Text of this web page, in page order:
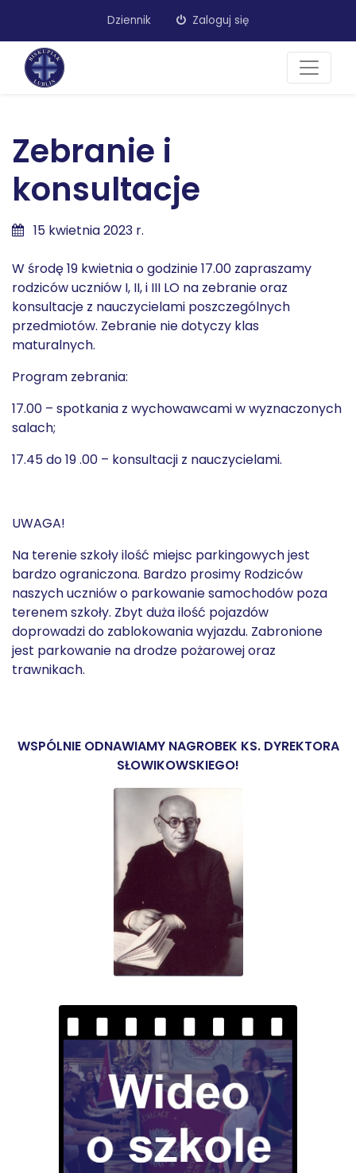
Dziennik Zaloguj się
Zebranie i
konsultacje
15 kwietnia 2023 r.
W środę 19 kwietnia o godzinie 17.00 zapraszamy
rodziców uczniów I, II, i III LO na zebranie oraz
konsultacje z nauczycielami poszczególnych
przedmiotów. Zebranie nie dotyczy klas
maturalnych.
Program zebrania:
17.00 – spotkania z wychowawcami w wyznaczonych
salach;
17.45 do 19 .00 – konsultacji z nauczycielami.
UWAGA!
Na terenie szkoły ilość miejsc parkingowych jest
bardzo ograniczona. Bardzo prosimy Rodziców
naszych uczniów o parkowanie samochodów poza
terenem szkoły. Zbyt duża ilość pojazdów
doprowadzi do zablokowania wyjazdu. Zabronione
jest parkowanie na drodze pożarowej oraz
trawnikach.
WSPÓLNIE ODNAWIAMY NAGROBEK KS. DYREKTORA
SŁOWIKOWSKIEGO!